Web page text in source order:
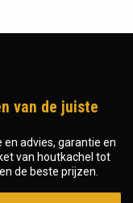
van de juiste
en advies, garantie en
van houtkachel tot
de beste prijzen.